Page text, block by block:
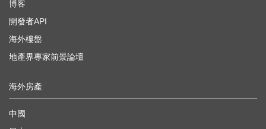
博客
開發者API
海外樓盤
地產界專家前景論壇
海外房產
中國